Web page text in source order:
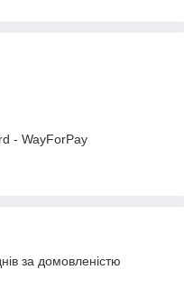
- WayForPay
за домовленістю